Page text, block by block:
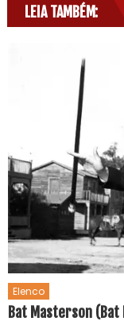
LEIA TAMBÉM:
Elenco
Bat Masterson